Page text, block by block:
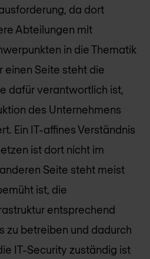
da dort
Abteilungen mit
in die Thematik
einen Seite steht die
dafür verantwortlich ist,
des Unternehmens
Ein IT-affines Verständnis
ist dort nicht im
Seite steht meist
ist, die
entsprechend
zu betreiben und dadurch
IT-Security zuständig ist